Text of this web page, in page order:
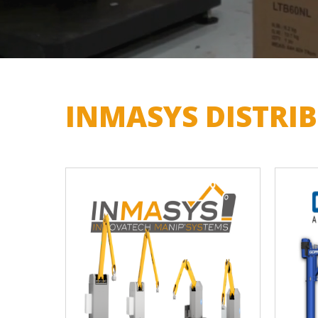
INMASYS